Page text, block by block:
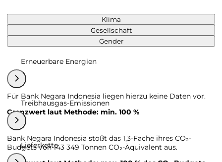
Klima
Gesellschaft
Gender
Erneuerbare Energien
Für Bank Negara Indonesia liegen hierzu keine Daten vor.
Grenzwert laut Methode: min. 100 %
Treibhausgas-Emissionen
Bank Negara Indonesia stößt das 1,3-Fache ihres CO₂-
Budgets von 143 349 Tonnen CO₂-Äquivalent aus.
Lieferkette